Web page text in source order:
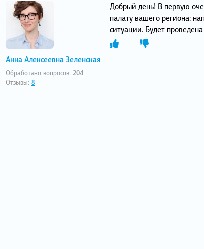
Анна Алексеевна Зеленская
Обработано вопросов: 204
Отзывы: 8
Добрый день! В первую
палату вашего региона:
ситуации. Будет